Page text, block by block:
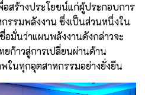
สร้างประโยชน์แก่ผู้ประกอบการ
รรมพลังงาน ซึ่งเป็นส่วนหนึ่งใน
อมั่นว่าแผนพลังงานดังกล่าวจะ
ก้าวสู่การเปลี่ยนผ่านด้าน
ในทุกอุตสาหกรรมอย่างยั่งยืน